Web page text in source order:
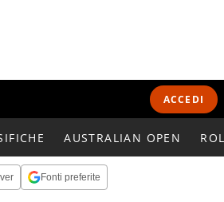
ACCEDI
AUSTRALIAN OPEN
Fonti preferite